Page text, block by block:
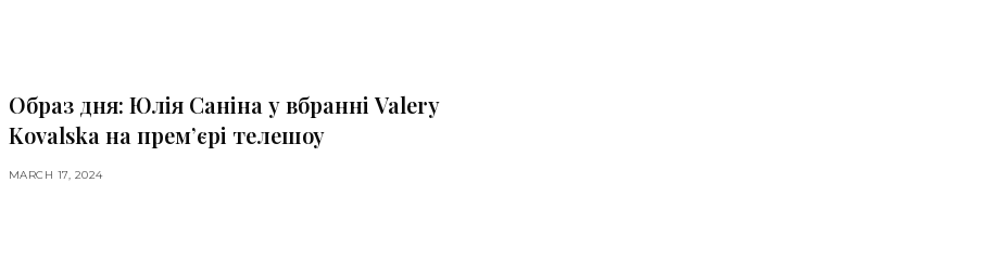
Образ дня: Юлія Саніна у вбранні Valery
Kovalska на прем’єрі телешоу
MARCH 17, 2024